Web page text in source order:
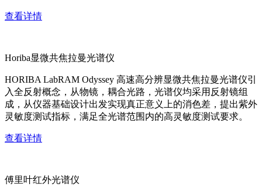
查看详情
Horiba显微共焦拉曼光谱仪
HORIBA LabRAM Odyssey 高速高分辨显微共焦拉曼光谱仪引
入全反射概念，从物镜，耦合光路，光谱仪均采用反射镜组
成，从仪器基础设计出发实现真正意义上的消色差，提出紫外
灵敏度测试指标，满足全光谱范围内的高灵敏度测试要求。
查看详情
傅里叶红外光谱仪